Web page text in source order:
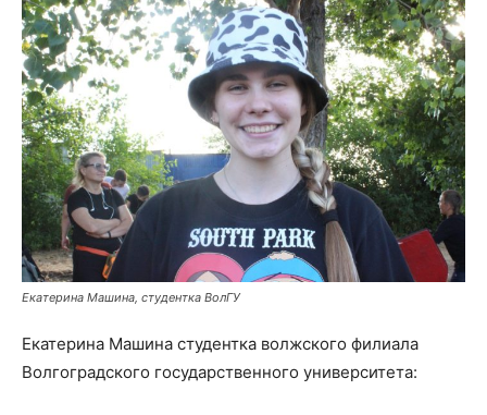
Екатерина Машина, студентка ВолГУ
Екатерина Машина студентка волжского филиала
Волгоградского государственного университета: